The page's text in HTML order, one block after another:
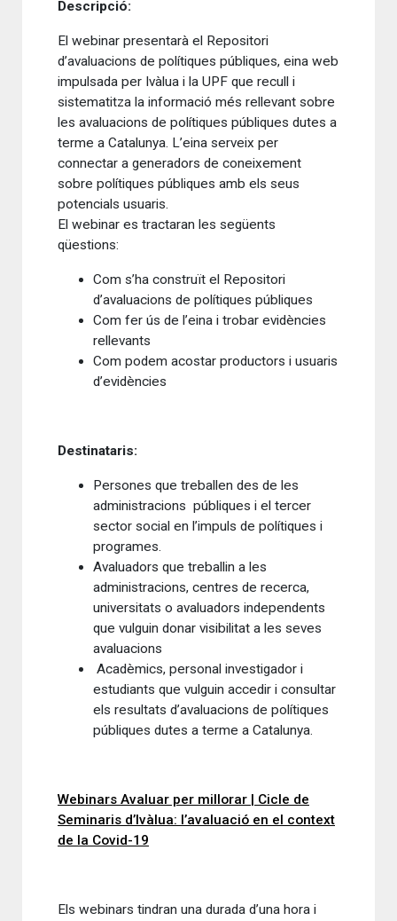
Descripció:
El webinar presentarà el Repositori
d’avaluacions de polítiques públiques, eina web
impulsada per Ivàlua i la UPF que recull i
sistematitza la informació més rellevant sobre
les avaluacions de polítiques públiques dutes a
terme a Catalunya. L’eina serveix per
connectar a generadors de coneixement
sobre polítiques públiques amb els seus
potencials usuaris.
El webinar es tractaran les següents
qüestions:
Com s’ha construït el Repositori
d’avaluacions de polítiques públiques
Com fer ús de l’eina i trobar evidències
rellevants
Com podem acostar productors i usuaris
d’evidències
Destinataris:
Persones que treballen des de les
administracions públiques i el tercer
sector social en l’impuls de polítiques i
programes.
Avaluadors que treballin a les
administracions, centres de recerca,
universitats o avaluadors independents
que vulguin donar visibilitat a les seves
avaluacions
Acadèmics, personal investigador i
estudiants que vulguin accedir i consultar
els resultats d’avaluacions de polítiques
públiques dutes a terme a Catalunya.
Webinars Avaluar per millorar | Cicle de
Seminaris d’Ivàlua: l’avaluació en el context
de la Covid-19
Els webinars tindran una durada d’una hora i